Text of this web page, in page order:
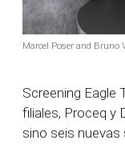
Marcel Poser and Bruno
Screening Eagle
filiales, Proceq y
sino seis nuevas